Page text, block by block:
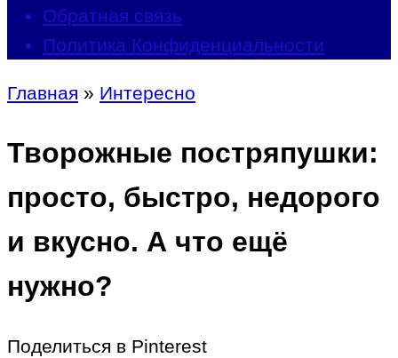
Обратная связь
Политика Конфиденциальности
Главная » Интересно
Творожные постряпушки:
просто, быстро, недорого
и вкусно. А что ещё
нужно?
Поделиться в Pinterest